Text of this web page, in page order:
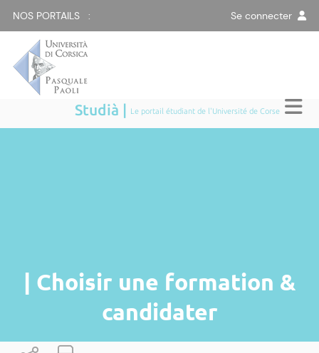
NOS PORTAILS : Se connecter
Studià | Le portail étudiant de l'Université de Corse
| Choisir une formation &
candidater